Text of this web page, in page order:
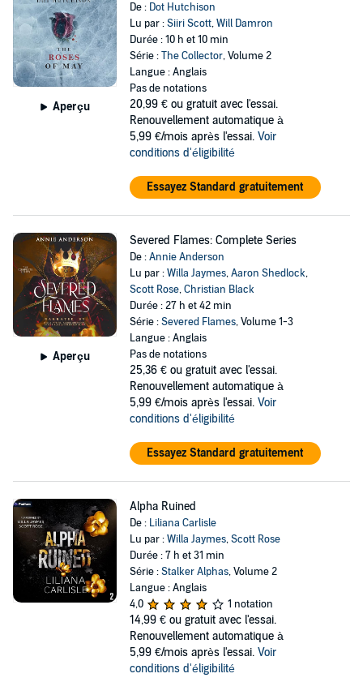
Aperçu
De : Dot Hutchison
Lu par :Siiri Scott,Will Damron
Durée : 10 h et 10 min
Série :The Collector, Volume 2
Langue : Anglais
Pas de notations
20,99 € ou gratuit avec l'essai.
Renouvellement automatique à
5,99 €/mois après l'essai. Voir
conditions d'éligibilité
Essayez Standard gratuitement
Aperçu
Severed Flames: Complete Series
De :Annie Anderson
Lu par :Willa Jaymes,Aaron Shedlock,
Scott Rose,Christian Black
Durée : 27 h et 42 min
Série :Severed Flames, Volume 1-3
Langue : Anglais
Pas de notations
25,36 € ou gratuit avec l'essai.
Renouvellement automatique à
5,99 €/mois après l'essai. Voir
conditions d'éligibilité
Essayez Standard gratuitement
Alpha Ruined
De : Liliana Carlisle
Lu par :Willa Jaymes,Scott Rose
Durée : 7 h et 31 min
Série :Stalker Alphas, Volume 2
Langue : Anglais
4,0
1 notation
14,99 € ou gratuit avec l'essai.
Renouvellement automatique à
5,99 €/mois après l'essai. Voir
conditions d'éligibilité